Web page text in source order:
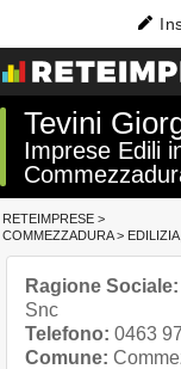
Tevini
Imprese Edili
RETEIMPRESE >
COMMEZZADURA>
Ragione Sociale:
Snc
Telefono: 0463
Comune: